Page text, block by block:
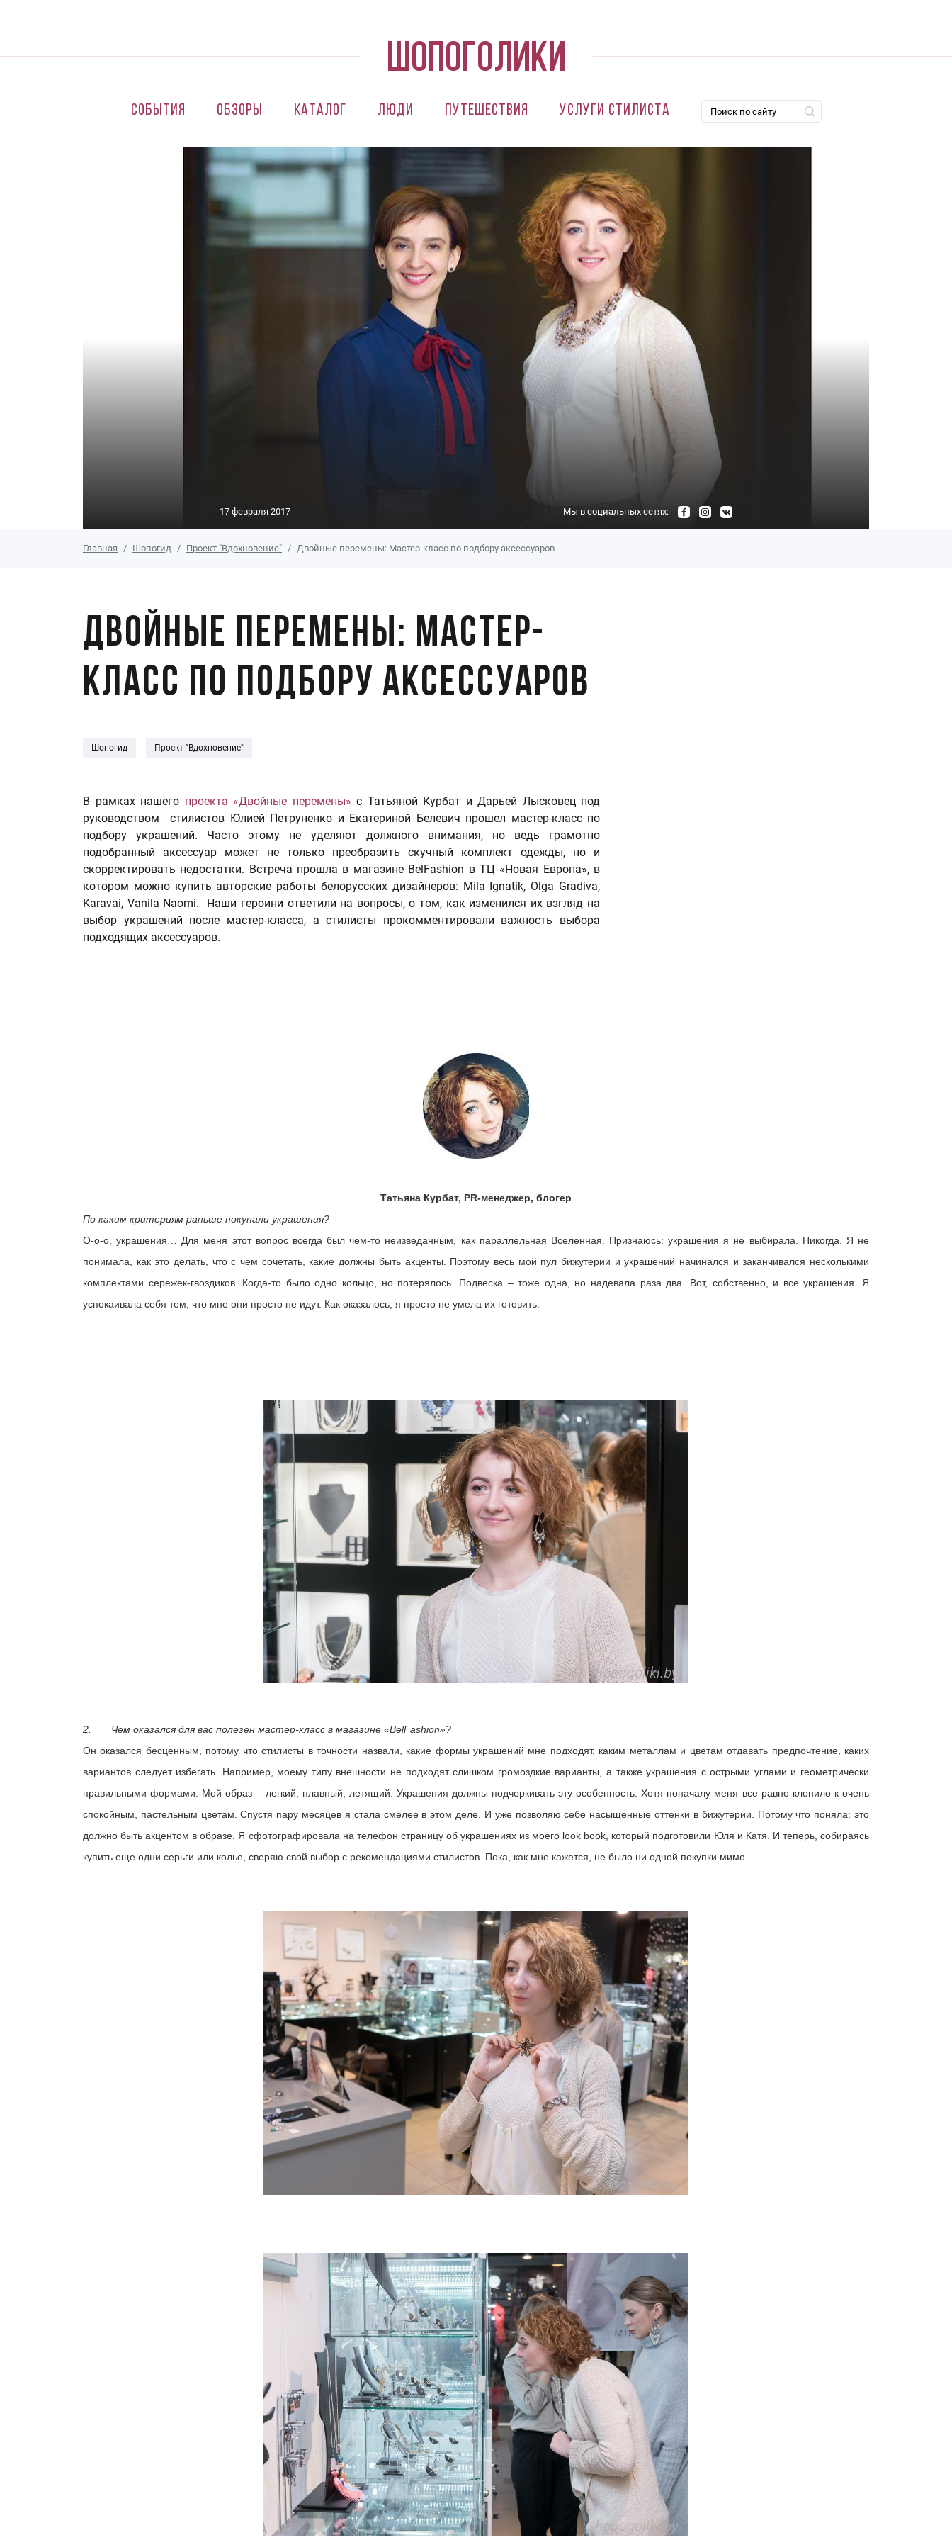
События Обзоры Каталог Люди Путешествия Услуги стилиста
17 февраля 2017 Мы в социальных сетях:
Главная Шопогид Проект "Вдохновение" Двойные перемены: Мастер-класс по подбору аксессуаров
Двойные перемены: Мастер-
класс по подбору аксессуаров
Шопогид Проект "Вдохновение"
В рамках нашего проекта «Двойные перемены» с Татьяной Курбат и Дарьей Лысковец под
руководством стилистов Юлией Петруненко и Екатериной Белевич прошел мастер-класс по
подбору украшений. Часто этому не уделяют должного внимания, но ведь грамотно
подобранный аксессуар может не только преобразить скучный комплект одежды, но и
скорректировать недостатки. Встреча прошла в магазине BelFashion в ТЦ «Новая Европа», в
котором можно купить авторские работы белорусских дизайнеров: Mila Ignatik, Olga Gradiva,
Karavai, Vanila Naomi. Наши героини ответили на вопросы, о том, как изменился их взгляд на
выбор украшений после мастер-класса, а стилисты прокомментировали важность выбора
подходящих аксессуаров.
Татьяна Курбат, PR-менеджер, блогер
По каким критериям раньше покупали украшения?
О-о-о, украшения… Для меня этот вопрос всегда был чем-то неизведанным, как параллельная Вселенная. Признаюсь: украшения я не выбирала. Никогда. Я не
понимала, как это делать, что с чем сочетать, какие должны быть акценты. Поэтому весь мой пул бижутерии и украшений начинался и заканчивался несколькими
комплектами сережек-гвоздиков. Когда-то было одно кольцо, но потерялось. Подвеска – тоже одна, но надевала раза два. Вот, собственно, и все украшения. Я
успокаивала себя тем, что мне они просто не идут. Как оказалось, я просто не умела их готовить.
2. Чем оказался для вас полезен мастер-класс в магазине «BelFashion»?
Он оказался бесценным, потому что стилисты в точности назвали, какие формы украшений мне подходят, каким металлам и цветам отдавать предпочтение, каких
вариантов следует избегать. Например, моему типу внешности не подходят слишком громоздкие варианты, а также украшения с острыми углами и геометрически
правильными формами. Мой образ – легкий, плавный, летящий. Украшения должны подчеркивать эту особенность. Хотя поначалу меня все равно клонило к очень
спокойным, пастельным цветам. Спустя пару месяцев я стала смелее в этом деле. И уже позволяю себе насыщенные оттенки в бижутерии. Потому что поняла: это
должно быть акцентом в образе. Я сфотографировала на телефон страницу об украшениях из моего look book, который подготовили Юля и Катя. И теперь, собираясь
купить еще одни серьги или колье, сверяю свой выбор с рекомендациями стилистов. Пока, как мне кажется, не было ни одной покупки мимо.